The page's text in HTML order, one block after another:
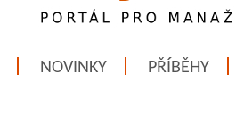
NOVINKY PŘÍBĚHY